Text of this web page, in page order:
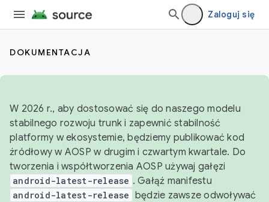
Zaloguj się
DOKUMENTACJA
W 2026 r., aby dostosować się do naszego modelu
stabilnego rozwoju trunk i zapewnić stabilność
platformy w ekosystemie, będziemy publikować kod
źródłowy w AOSP w drugim i czwartym kwartale. Do
tworzenia i współtworzenia AOSP używaj gałęzi
android-latest-release . Gałąź manifestu
android-latest-release będzie zawsze odwoływać